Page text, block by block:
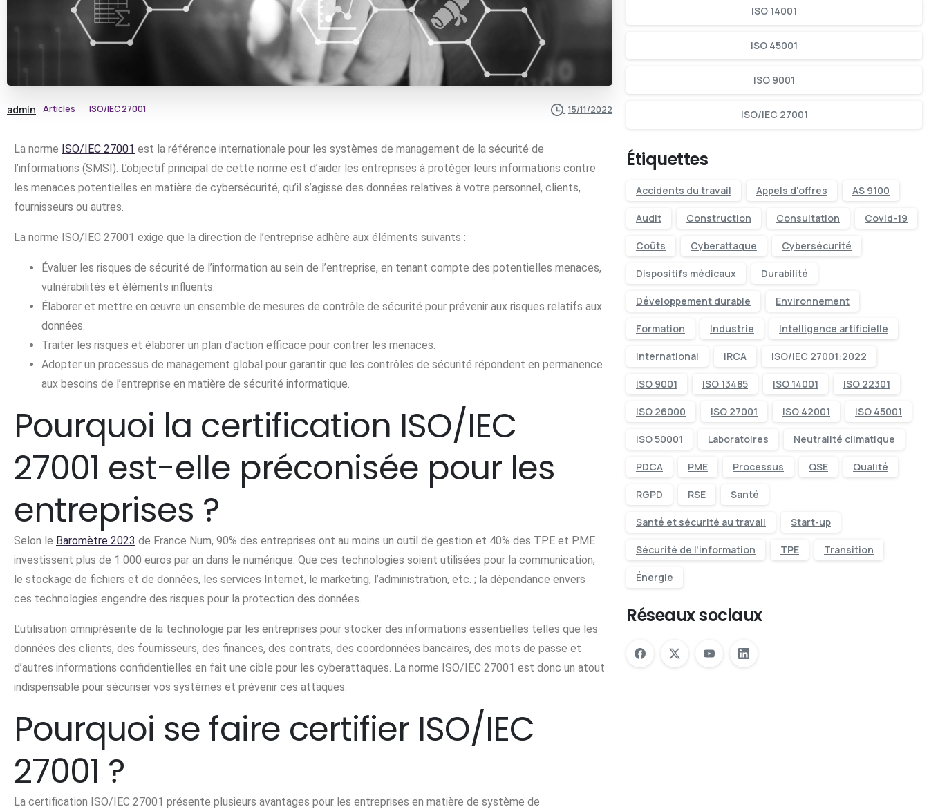
admin Articles ISO/IEC 27001 15/11/2022
La norme ISO/IEC 27001 est la référence internationale pour les systèmes de management de la sécurité de
l’informations (SMSI). L’objectif principal de cette norme est d’aider les entreprises à protéger leurs informations contre
les menaces potentielles en matière de cybersécurité, qu’il s’agisse des données relatives à votre personnel, clients,
fournisseurs ou autres.
La norme ISO/IEC 27001 exige que la direction de l’entreprise adhère aux éléments suivants :
Évaluer les risques de sécurité de l’information au sein de l’entreprise, en tenant compte des potentielles menaces,
vulnérabilités et éléments influents.
Élaborer et mettre en œuvre un ensemble de mesures de contrôle de sécurité pour prévenir aux risques relatifs aux
données.
Traiter les risques et élaborer un plan d’action efficace pour contrer les menaces.
Adopter un processus de management global pour garantir que les contrôles de sécurité répondent en permanence
aux besoins de l’entreprise en matière de sécurité informatique.
Pourquoi la certification ISO/IEC
27001 est-elle préconisée pour les
entreprises ?
Selon le Baromètre 2023 de France Num, 90% des entreprises ont au moins un outil de gestion et 40% des TPE et PME
investissent plus de 1 000 euros par an dans le numérique. Que ces technologies soient utilisées pour la communication,
le stockage de fichiers et de données, les services Internet, le marketing, l’administration, etc. ; la dépendance envers
ces technologies engendre des risques pour la protection des données.
L’utilisation omniprésente de la technologie par les entreprises pour stocker des informations essentielles telles que les
données des clients, des fournisseurs, des finances, des contrats, des coordonnées bancaires, des mots de passe et
d’autres informations confidentielles en fait une cible pour les cyberattaques. La norme ISO/IEC 27001 est donc un atout
indispensable pour sécuriser vos systèmes et prévenir ces attaques.
Pourquoi se faire certifier ISO/IEC
27001 ?
La certification ISO/IEC 27001 présente plusieurs avantages pour les entreprises en matière de système de
ISO 14001
ISO 45001
ISO 9001
ISO/IEC 27001
Étiquettes
Accidents du travail Appels d'offres AS 9100
Audit Construction Consultation Covid-19
Coûts Cyberattaque Cybersécurité
Dispositifs médicaux Durabilité
Développement durable Environnement
Formation Industrie Intelligence artificielle
International IRCA ISO/IEC 27001:2022
ISO 9001 ISO 13485 ISO 14001 ISO 22301
ISO 26000 ISO 27001 ISO 42001 ISO 45001
ISO 50001 Laboratoires Neutralité climatique
PDCA PME Processus QSE Qualité
RGPD RSE Santé
Santé et sécurité au travail Start-up
Sécurité de l'information TPE Transition
Énergie
Réseaux sociaux